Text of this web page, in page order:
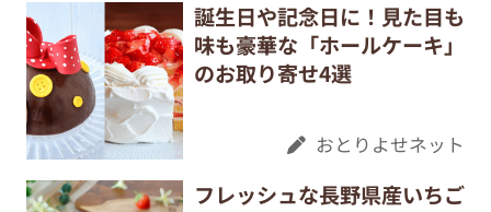
誕生日や記念日に！見た目も
味も豪華な「ホールケーキ」
のお取り寄せ4選
おとりよせネット
フレッシュな長野県産いちご